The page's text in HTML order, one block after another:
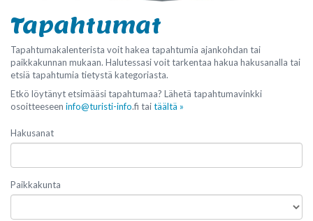
Tapahtumat
Tapahtumakalenterista voit hakea tapahtumia ajankohdan tai
paikkakunnan mukaan. Halutessasi voit tarkentaa hakua hakusanalla tai
etsiä tapahtumia tietystä kategoriasta.
Etkö löytänyt etsimääsi tapahtumaa? Lähetä tapahtumavinkki
osoitteeseen info@turisti-info.fi taitäältä »
Hakusanat
Paikkakunta